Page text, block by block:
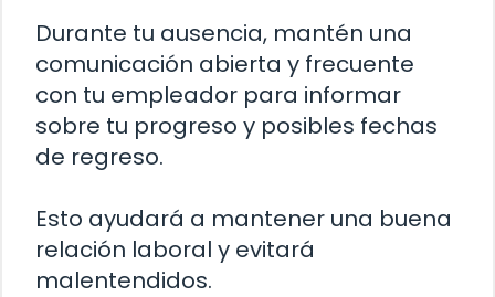
Durante tu ausencia, mantén una
comunicación abierta y frecuente
con tu empleador para informar
sobre tu progreso y posibles fechas
de regreso.
Esto ayudará a mantener una buena
relación laboral y evitará
malentendidos.